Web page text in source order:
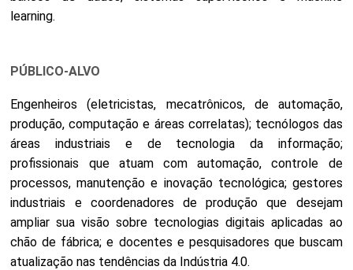
learning.
PÚBLICO-ALVO
Engenheiros (eletricistas, mecatrônicos, de automação,
produção, computação e áreas correlatas); tecnólogos das
áreas industriais e de tecnologia da informação;
profissionais que atuam com automação, controle de
processos, manutenção e inovação tecnológica; gestores
industriais e coordenadores de produção que desejam
ampliar sua visão sobre tecnologias digitais aplicadas ao
chão de fábrica; e docentes e pesquisadores que buscam
atualização nas tendências da Indústria 4.0.